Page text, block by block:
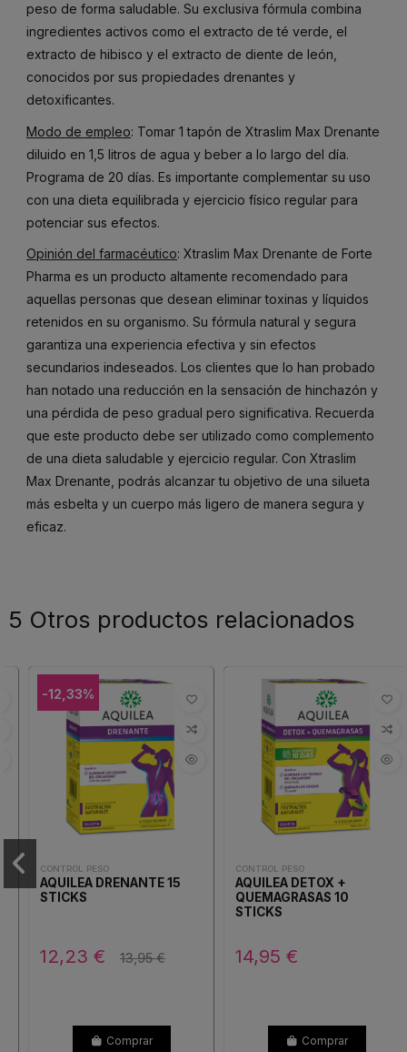
peso de forma saludable. Su exclusiva fórmula combina
ingredientes activos como el extracto de té verde, el
extracto de hibisco y el extracto de diente de león,
conocidos por sus propiedades drenantes y
detoxificantes.
Modo de empleo: Tomar 1 tapón de Xtraslim Max Drenante
diluido en 1,5 litros de agua y beber a lo largo del día.
Programa de 20 días. Es importante complementar su uso
con una dieta equilibrada y ejercicio físico regular para
potenciar sus efectos.
Opinión del farmacéutico: Xtraslim Max Drenante de Forte
Pharma es un producto altamente recomendado para
aquellas personas que desean eliminar toxinas y líquidos
retenidos en su organismo. Su fórmula natural y segura
garantiza una experiencia efectiva y sin efectos
secundarios indeseados. Los clientes que lo han probado
han notado una reducción en la sensación de hinchazón y
una pérdida de peso gradual pero significativa. Recuerda
que este producto debe ser utilizado como complemento
de una dieta saludable y ejercicio regular. Con Xtraslim
Max Drenante, podrás alcanzar tu objetivo de una silueta
más esbelta y un cuerpo más ligero de manera segura y
eficaz.
5 Otros productos relacionados
-12,33%
CONTROL PESO
AQUILEA DRENANTE 15
STICKS
12,23 € 13,95 €
Comprar
CONTROL PESO
AQUILEA DETOX +
QUEMAGRASAS 10
STICKS
14,95 €
Comprar